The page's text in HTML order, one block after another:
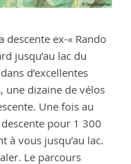
descente ex-« Rando
jusqu’au lac du
d’excellentes
une dizaine de vélos
Une fois au
pour 1 300
à vous jusqu’au lac.
Le parcours